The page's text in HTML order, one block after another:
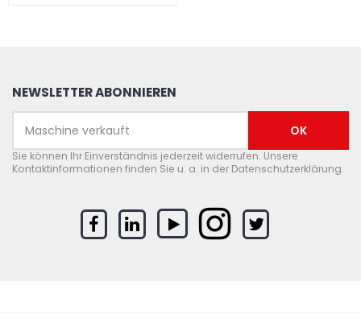
NEWSLETTER ABONNIEREN
Sie können Ihr Einverständnis jederzeit widerrufen. Unsere
Kontaktinformationen finden Sie u. a. in der Datenschutzerklärung.